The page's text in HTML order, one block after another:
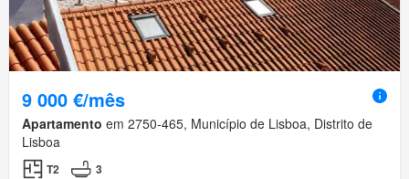
9 000 €/mês
Apartamento em 2750-465, Município de Lisboa, Distrito de
Lisboa
T2 3